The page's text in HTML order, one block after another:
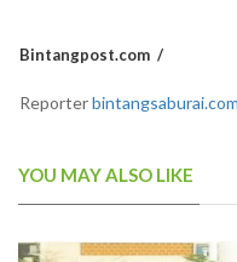
Bintangpost.com
Reporterbintangsaburai.com
YOU MAY ALSO LIKE